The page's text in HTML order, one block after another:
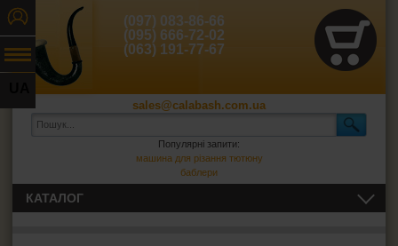
(097) 083-86-66
(095) 666-72-02
(063) 191-77-67
sales@calabash.com.ua
Популярні запити:
машина для різання тютюну
баблери
КАТАЛОГ